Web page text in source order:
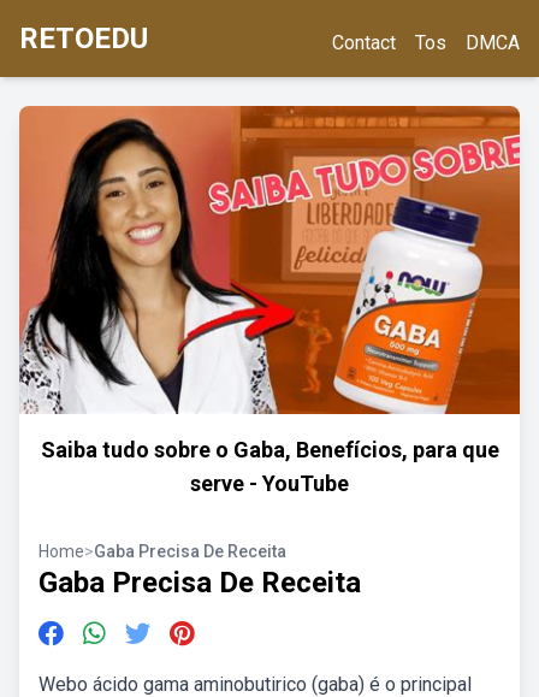
RETOEDU Contact Tos DMCA
Saiba tudo sobre o Gaba, Benefícios, para que
serve - YouTube
Home>Gaba Precisa De Receita
Gaba Precisa De Receita
Webo ácido gama aminobutirico (gaba) é o principal